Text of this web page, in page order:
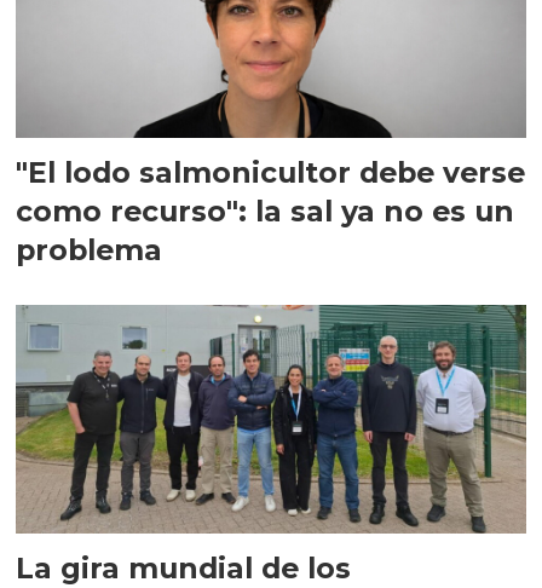
"El lodo salmonicultor debe verse
como recurso": la sal ya no es un
problema
La gira mundial de los